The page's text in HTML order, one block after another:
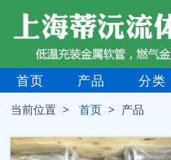
首页 产品 分类
当前位置 >首页 > 产品